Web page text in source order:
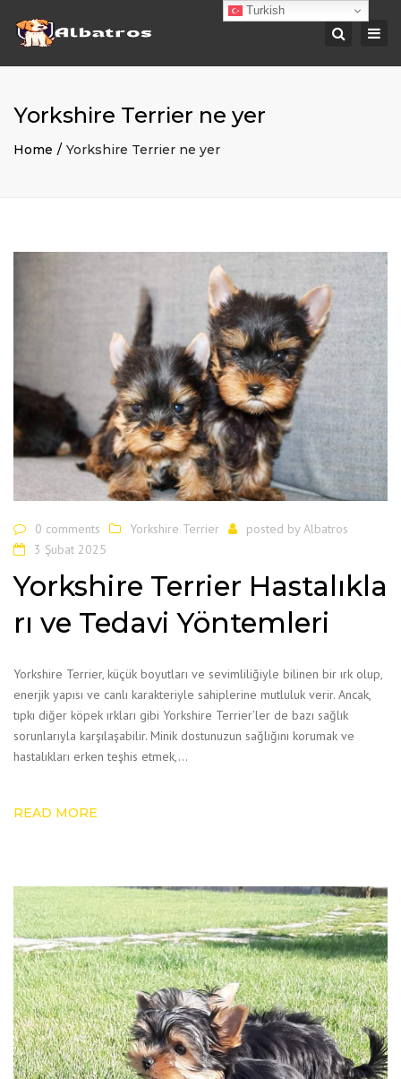
Search
Yorkshire Terrier ne yer
Home Yorkshire Terrier ne yer
0 comments Yorkshire Terrier posted by Albatros
3 Şubat 2025
Yorkshire Terrier Hastalıkla
rı ve Tedavi Yöntemleri
Yorkshire Terrier, küçük boyutları ve sevimliliğiyle bilinen bir ırk olup,
enerjik yapısı ve canlı karakteriyle sahiplerine mutluluk verir. Ancak,
tıpkı diğer köpek ırkları gibi Yorkshire Terrier’ler de bazı sağlık
sorunlarıyla karşılaşabilir. Minik dostunuzun sağlığını korumak ve
hastalıkları erken teşhis etmek,…
READ MORE
Turkish